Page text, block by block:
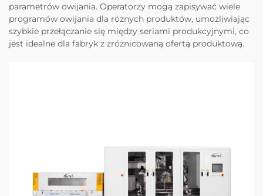
parametrów owijania. Operatorzy mogą zapisywać wiele
programów owijania dla różnych produktów, umożliwiając
szybkie przełączanie się między seriami produkcyjnymi, co
jest idealne dla fabryk z zróżnicowaną ofertą produktową.